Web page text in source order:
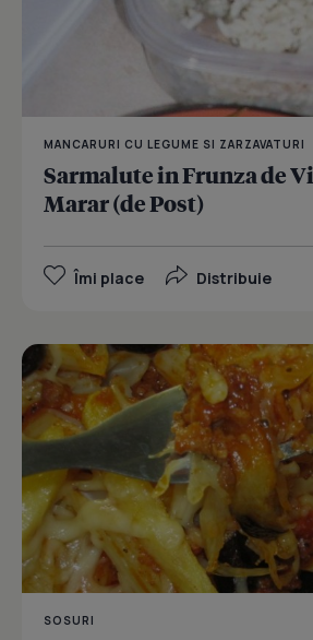
MANCARURI CU LEGUME SI ZARZAVATURI
Sarmalute in Frunza de
Marar (de Post)
Îmi place Distribuie
SOSURI